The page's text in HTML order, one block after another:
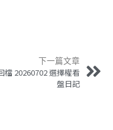
下一篇文章
檔 20260702 選擇權看
盤日記